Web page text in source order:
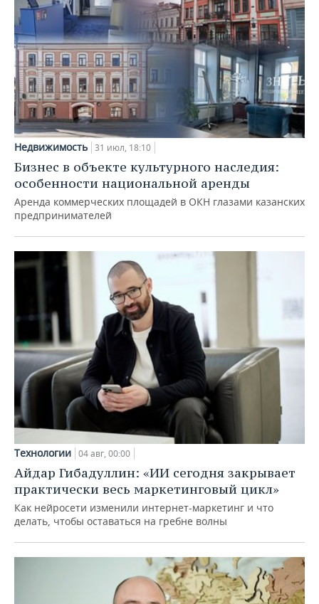
Недвижимость 31 июл, 18:10
Бизнес в объекте культурного наследия:
особенности национальной аренды
Аренда коммерческих площадей в ОКН глазами казанских
предпринимателей
Технологии 04 авг, 00:00
Айдар Гибадуллин: «ИИ сегодня закрывает
практически весь маркетинговый цикл»
Как нейросети изменили интернет-маркетинг и что
делать, чтобы оставаться на гребне волны